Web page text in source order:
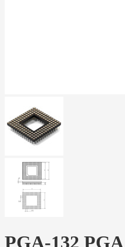
PGA-132